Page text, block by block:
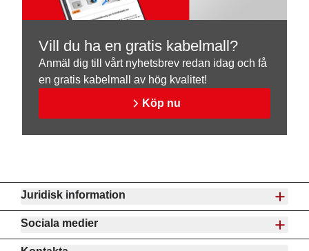
Vill du ha en gratis kabelmall?
Anmäl dig till vårt nyhetsbrev redan idag och få
en gratis kabelmall av hög kvalitet!
Köp nu
Juridisk information
Sociala medier